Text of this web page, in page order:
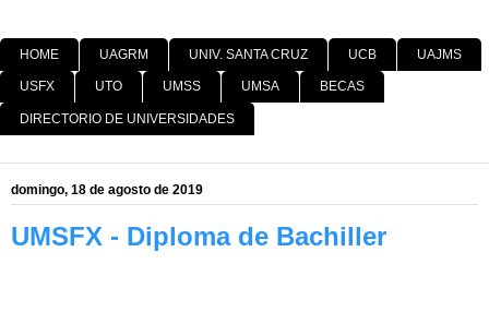
HOME UAGRM UNIV. SANTA CRUZ UCB UAJMS
USFX UTO UMSS UMSA BECAS
DIRECTORIO DE UNIVERSIDADES
domingo, 18 de agosto de 2019
UMSFX - Diploma de Bachiller